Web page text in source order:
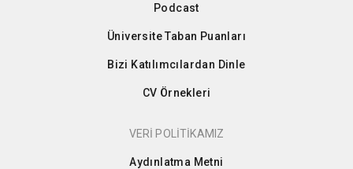
Podcast
Üniversite Taban Puanları
Bizi Katılımcılardan Dinle
CV Örnekleri
VERİ POLİTİKAMIZ
Aydınlatma Metni